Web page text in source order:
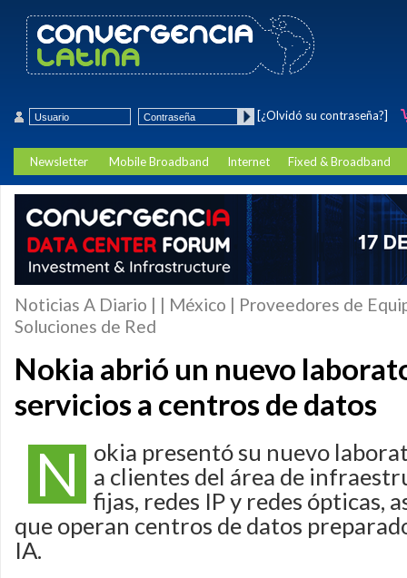
[¿Olvidó su contraseña?]
Newsletter Mobile Broadband Internet Fixed & Broadband
Noticias A Diario | | México | Proveedores de
Soluciones de Red
Nokia abrió un nuevo
servicios a centros de datos
N
okia presentó su nuevo
a clientes del área de
fijas, redes IP y redes ópticas,
que operan centros de datos
IA.